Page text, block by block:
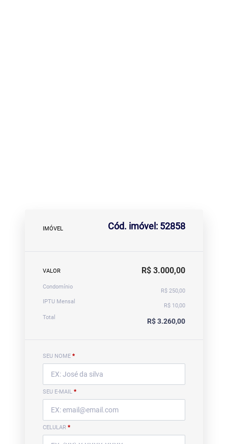
IMÓVEL Cód. imóvel: 52858
VALOR R$ 3.000,00
Condomínio
R$ 250,00
IPTU Mensal
R$ 10,00
Total
R$ 3.260,00
SEU NOME *
SEU E-MAIL *
CELULAR *